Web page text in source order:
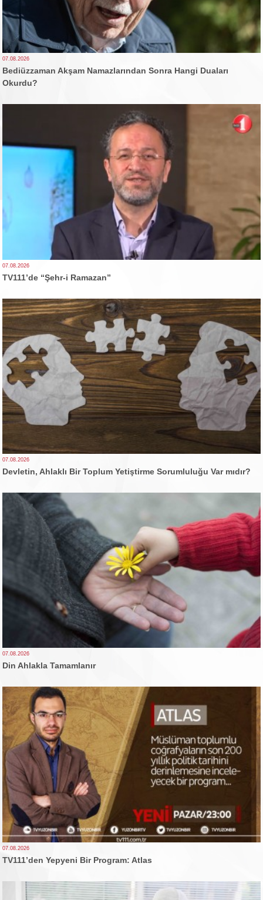
07.08.2026
Bediüzzaman Akşam Namazlarından Sonra Hangi Duaları
Okurdu?
07.08.2026
TV111’de “Şehr-i Ramazan”
07.08.2026
Devletin, Ahlaklı Bir Toplum Yetiştirme Sorumluluğu Var mıdır?
07.08.2026
Din Ahlakla Tamamlanır
07.08.2026
TV111’den Yepyeni Bir Program: Atlas